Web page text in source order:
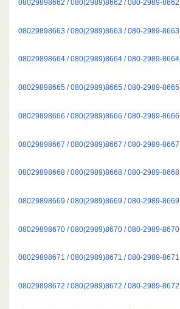
08029898662 / 080(2989)8662 / 080-2989-8662
08029898663 / 080(2989)8663 / 080-2989-8663
08029898664 / 080(2989)8664 / 080-2989-8664
08029898665 / 080(2989)8665 / 080-2989-8665
08029898666 / 080(2989)8666 / 080-2989-8666
08029898667 / 080(2989)8667 / 080-2989-8667
08029898668 / 080(2989)8668 / 080-2989-8668
08029898669 / 080(2989)8669 / 080-2989-8669
08029898670 / 080(2989)8670 / 080-2989-8670
08029898671 / 080(2989)8671 / 080-2989-8671
08029898672 / 080(2989)8672 / 080-2989-8672